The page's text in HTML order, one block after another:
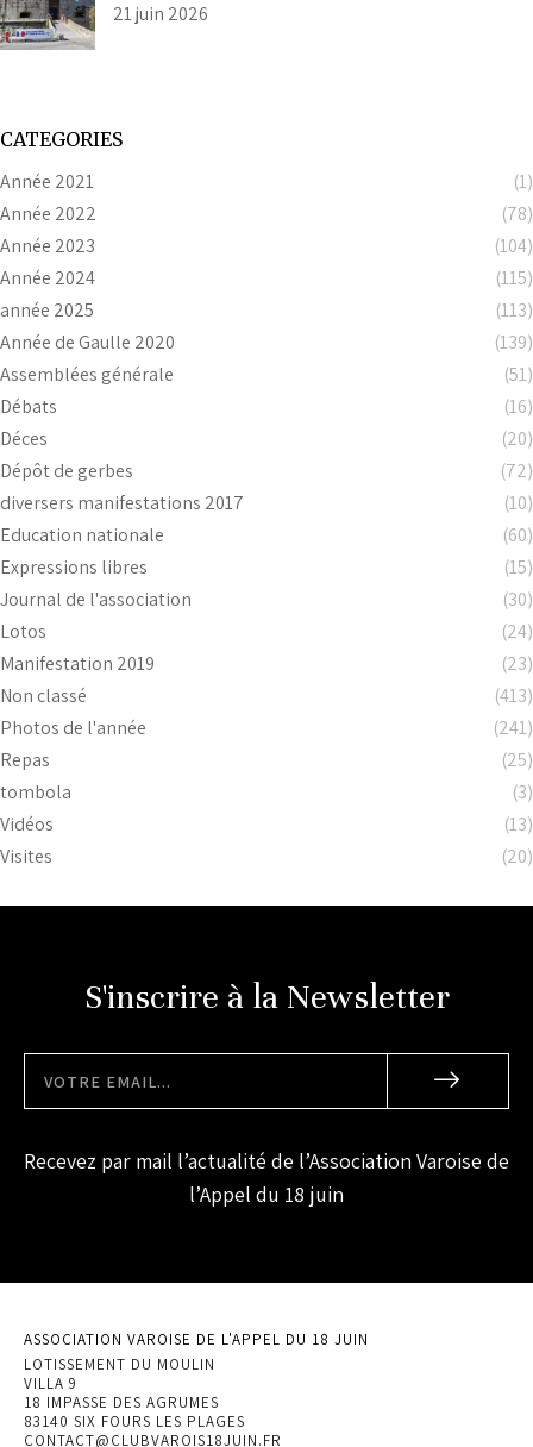
21 juin 2026
CATEGORIES
Année 2021
(1)
Année 2022
(78)
Année 2023
(104)
Année 2024
(115)
année 2025
(113)
Année de Gaulle 2020
(139)
Assemblées générale
(51)
Débats
(16)
Déces
(20)
Dépôt de gerbes
(72)
diversers manifestations 2017
(10)
Education nationale
(60)
Expressions libres
(15)
Journal de l'association
(30)
Lotos
(24)
Manifestation 2019
(23)
Non classé
(413)
Photos de l'année
(241)
Repas
(25)
tombola
(3)
Vidéos
(13)
Visites
(20)
S'inscrire à la Newsletter
Recevez par mail l’actualité de l’Association Varoise de
l’Appel du 18 juin
ASSOCIATION VAROISE DE L'APPEL DU 18 JUIN
LOTISSEMENT DU MOULIN
VILLA 9
18 IMPASSE DES AGRUMES
83140 SIX FOURS LES PLAGES
CONTACT@CLUBVAROIS18JUIN.FR